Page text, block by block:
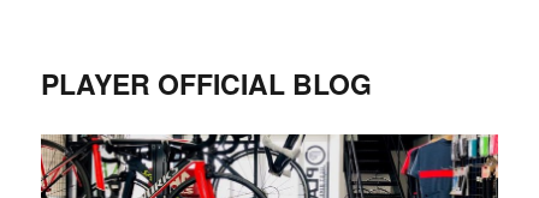
PLAYER OFFICIAL BLOG